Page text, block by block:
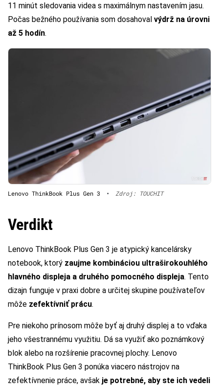
11 minút sledovania videa s maximálnym nastavením jasu.
Počas bežného používania som dosahoval výdrž na úrovni
až 5 hodín.
Lenovo ThinkBook Plus Gen 3 • Zdroj: TOUCHIT
Verdikt
Lenovo ThinkBook Plus Gen 3 je atypický kancelársky
notebook, ktorý zaujme kombináciou ultraširokouhlého
hlavného displeja a druhého pomocného displeja. Tento
dizajn funguje v praxi dobre a určitej skupine používateľov
môže zefektívniť prácu.
Pre niekoho prínosom môže byť aj druhý displej a to vďaka
jeho všestrannému využitiu. Dá sa využiť ako poznámkový
blok alebo na rozšírenie pracovnej plochy. Lenovo
ThinkBook Plus Gen 3 ponúka viacero nástrojov na
zefektívnenie práce, avšak je potrebné, aby ste ich vedeli